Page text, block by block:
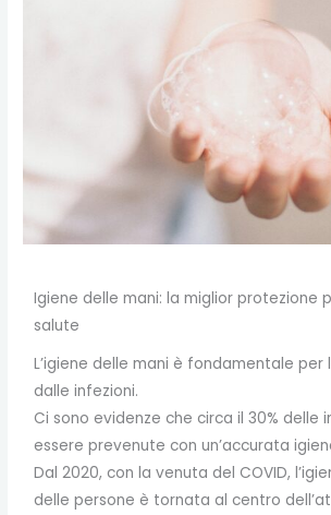
Igiene delle mani: la miglior protezione
salute
L’igiene delle mani è fondamentale per
dalle infezioni.
Ci sono evidenze che circa il 30% delle
essere prevenute con un’accurata
Dal 2020, con la venuta del COVID,
delle persone è tornata al centro